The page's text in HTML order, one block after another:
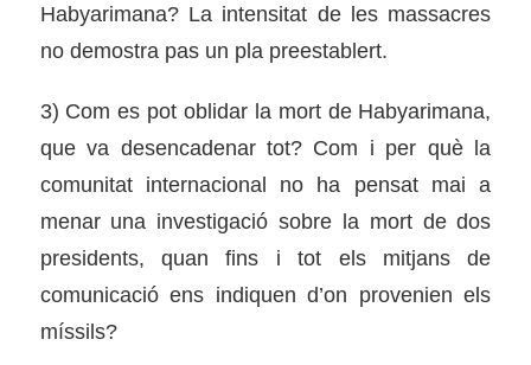
Habyarimana? La intensitat de les massacres
no demostra pas un pla preestablert.
3) Com es pot oblidar la mort de Habyarimana,
que va desencadenar tot? Com i per què la
comunitat internacional no ha pensat mai a
menar una investigació sobre la mort de dos
presidents, quan fins i tot els mitjans de
comunicació ens indiquen d’on provenien els
míssils?